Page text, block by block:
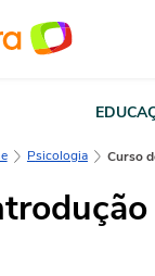
Psicologia Curso